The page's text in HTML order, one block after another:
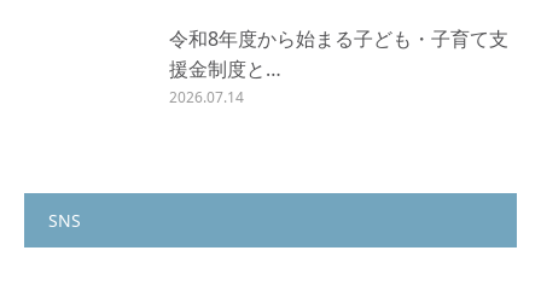
令和8年度から始まる子ども・子育て支
援金制度と…
2026.07.14
SNS